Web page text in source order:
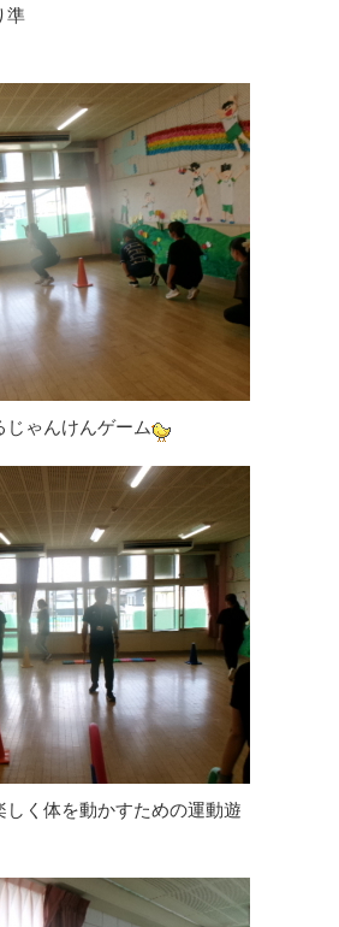
準
じゃんけんゲーム
く体を動かすための運動遊